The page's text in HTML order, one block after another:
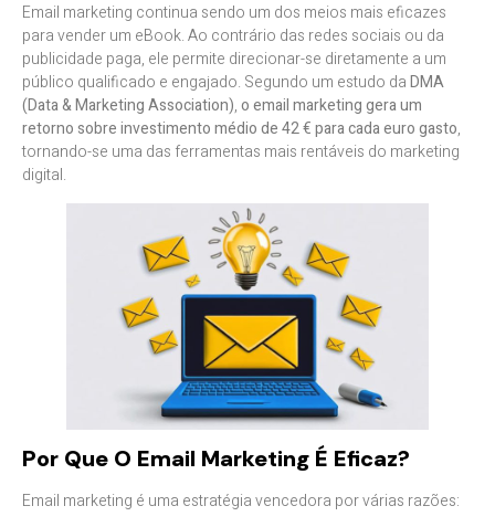
Email marketing continua sendo um dos meios mais eficazes
para vender um eBook. Ao contrário das redes sociais ou da
publicidade paga, ele permite direcionar-se diretamente a um
público qualificado e engajado. Segundo um estudo daDMA
(Data & Marketing Association),o email marketing gera um
retorno sobre investimento médio de 42 € para cada euro gasto,
tornando-se uma das ferramentas mais rentáveis do marketing
digital.
Por Que O Email Marketing É Eficaz?
Email marketing é uma estratégia vencedora por várias razões: